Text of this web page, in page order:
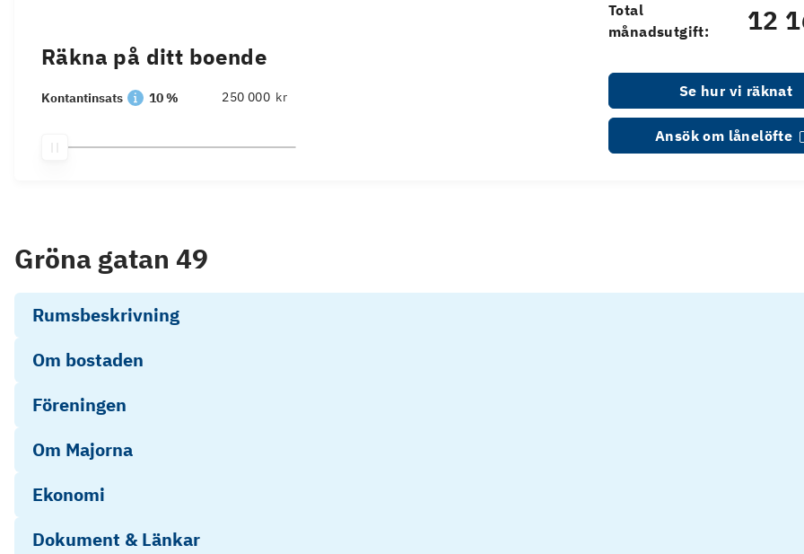
Räkna på ditt boende
Kontantinsats 10 % kr
Total
månadsutgift:
12
Se hur vi räknat
Ansök om lånelöfte
Gröna gatan 49
Rumsbeskrivning
Om bostaden
Föreningen
Om Majorna
Ekonomi
Dokument & Länkar